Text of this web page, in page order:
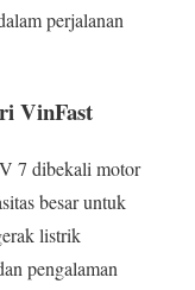
perjalanan
VinFast
7 dibekali motor
besar untuk
listrik
pengalaman